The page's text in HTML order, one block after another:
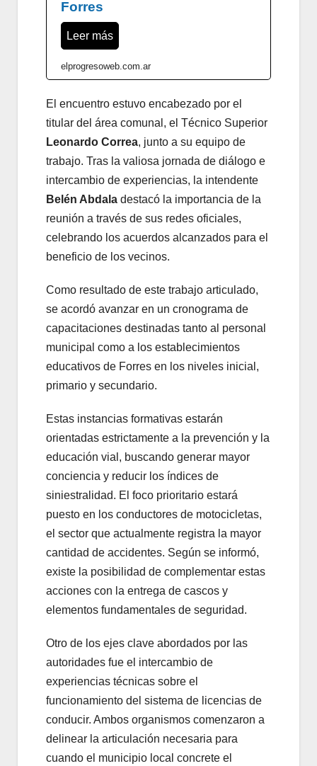
Forres
Leer más
elprogresoweb.com.ar
El encuentro estuvo encabezado por el
titular del área comunal, el Técnico Superior
Leonardo Correa, junto a su equipo de
trabajo. Tras la valiosa jornada de diálogo e
intercambio de experiencias, la intendente
Belén Abdala destacó la importancia de la
reunión a través de sus redes oficiales,
celebrando los acuerdos alcanzados para el
beneficio de los vecinos.
Como resultado de este trabajo articulado,
se acordó avanzar en un cronograma de
capacitaciones destinadas tanto al personal
municipal como a los establecimientos
educativos de Forres en los niveles inicial,
primario y secundario.
Estas instancias formativas estarán
orientadas estrictamente a la prevención y la
educación vial, buscando generar mayor
conciencia y reducir los índices de
siniestralidad. El foco prioritario estará
puesto en los conductores de motocicletas,
el sector que actualmente registra la mayor
cantidad de accidentes. Según se informó,
existe la posibilidad de complementar estas
acciones con la entrega de cascos y
elementos fundamentales de seguridad.
Otro de los ejes clave abordados por las
autoridades fue el intercambio de
experiencias técnicas sobre el
funcionamiento del sistema de licencias de
conducir. Ambos organismos comenzaron a
delinear la articulación necesaria para
cuando el municipio local concrete el